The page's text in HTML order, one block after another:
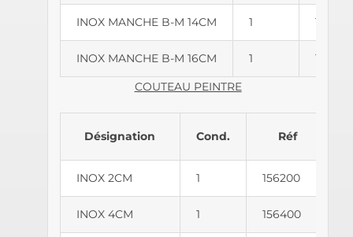
INOX MANCHE B-M 14CM 1
INOX MANCHE B-M 16CM 1
COUTEAU PEINTRE
Désignation Cond. Réf
INOX 2CM 1 156200
INOX 4CM 1 156400